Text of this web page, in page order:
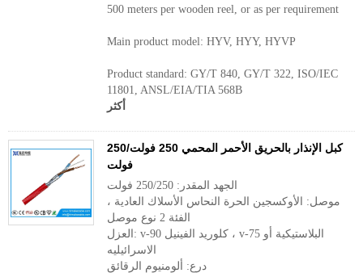
500 meters per wooden reel, or as per requirement
Main product model: HYV, HYY, HYVP
Product standard: GY/T 840, GY/T 322, ISO/IEC
11801, ANSL/EIA/TIA 568B
أكثر
كبل الإنذار بالحريق الأحمر المحمي 250 فولت/250
فولت
الجهد المقدر: 250/250 فولت
موصل: الأوكسجين الحرة النحاس الأسلاك العادية ،
الفئة 2 نوع موصل
العزل: v-90 كلوريد الفينيل ، v-75 البلاستيكية أو
الاسرائيليه
درع: ألومنيوم الرقائق